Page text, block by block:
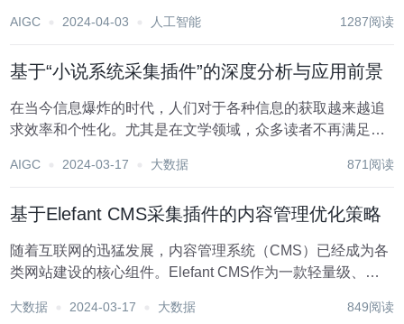
正，让我们共同学习、交流进步！ Stable Diffusion本地部...
AIGC 2024-04-03 人工智能 1287阅读
基于“小说系统采集插件”的深度分析与应用前景
在当今信息爆炸的时代，人们对于各种信息的获取越来越追
求效率和个性化。尤其是在文学领域，众多读者不再满足于
享自己喜欢的小说。因此，各类小说网站、APP如雨后春笋
AIGC 2024-03-17 大数据 871阅读
基于Elefant CMS采集插件的内容管理优化策略
随着互联网的迅猛发展，内容管理系统（CMS）已经成为各
类网站建设的核心组件。Elefant CMS作为一款轻量级、灵
青睐。为了满足用户对于内容采集与整合的需求，Elefant
大数据 2024-03-17 大数据 849阅读